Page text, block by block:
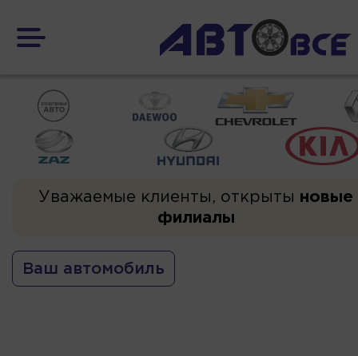
Уважаемые клиенты, открыты новые
филиалы
Ваш автомобиль